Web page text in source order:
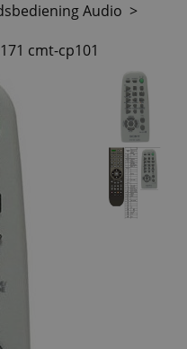
Audio >
cmt-cp101